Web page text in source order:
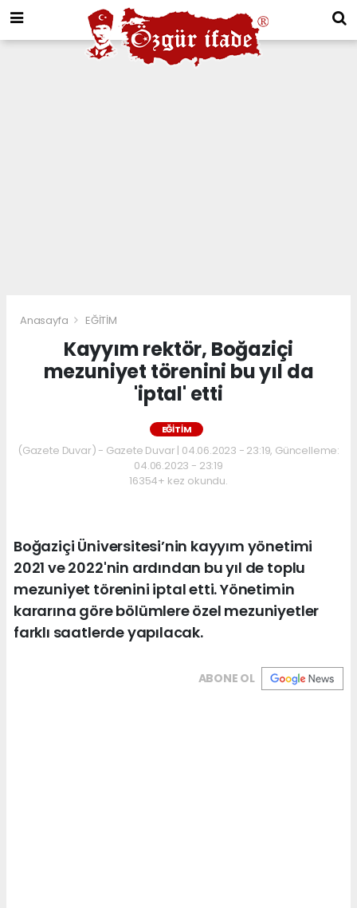
Anasayfa EĞİTİM
Kayyım rektör, Boğaziçi
mezuniyet törenini bu yıl da
'iptal' etti
EĞİTİM
(Gazete Duvar) - Gazete Duvar | 04.06.2023 - 23:19, Güncelleme:
04.06.2023 - 23:19
16354+ kez okundu.
Boğaziçi Üniversitesi’nin kayyım yönetimi
2021 ve 2022'nin ardından bu yıl de toplu
mezuniyet törenini iptal etti. Yönetimin
kararına göre bölümlere özel mezuniyetler
farklı saatlerde yapılacak.
ABONE OL